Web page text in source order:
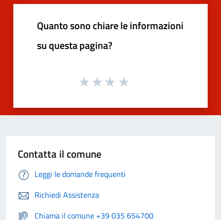
Quanto sono chiare le informazioni
su questa pagina?
Contatta il comune
Leggi le domande frequenti
Richiedi Assistenza
Chiama il comune +39 035 654700